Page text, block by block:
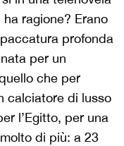
ragione? Erano
profonda
per un
che per
calciatore di lusso
l’Egitto, per una
di più: a 23